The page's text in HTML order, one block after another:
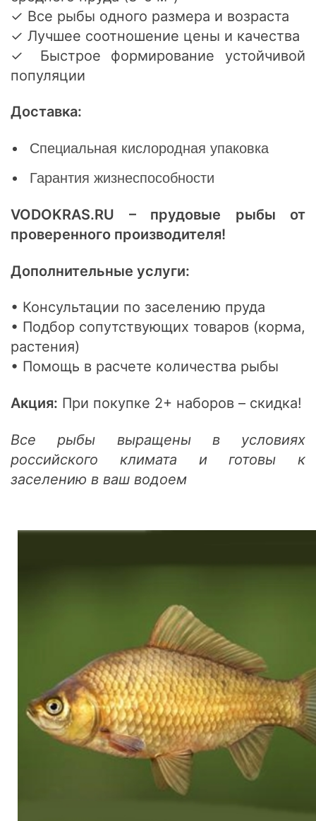
✓ Все рыбы одного размера и возраста
✓ Лучшее соотношение цены и качества
✓ Быстрое формирование устойчивой
популяции
Доставка:
Специальная кислородная упаковка
Гарантия жизнеспособности
VODOKRAS.RU – прудовые рыбы от
проверенного производителя!
Дополнительные услуги:
• Консультации по заселению пруда
• Подбор сопутствующих товаров (корма,
растения)
• Помощь в расчете количества рыбы
Акция: При покупке 2+ наборов – скидка!
Все рыбы выращены в условиях
российского климата и готовы к
заселению в ваш водоем